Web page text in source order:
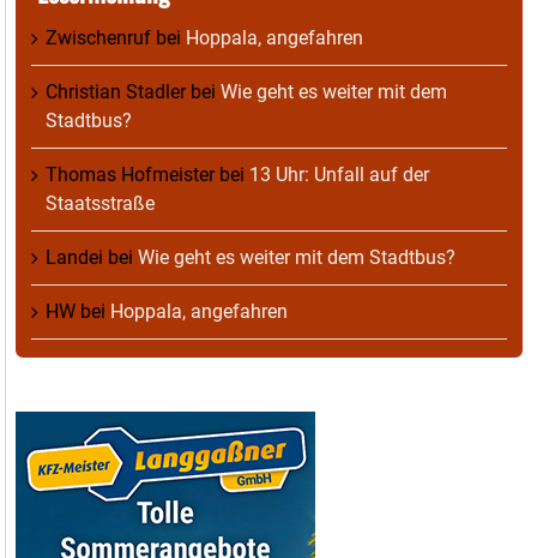
Zwischenruf bei Hoppala, angefahren
Christian Stadlerbei Wie geht es weiter mit dem
Stadtbus?
Thomas Hofmeisterbei 13 Uhr: Unfall auf der
Staatsstraße
Landei bei Wie geht es weiter mit dem Stadtbus?
HW bei Hoppala, angefahren